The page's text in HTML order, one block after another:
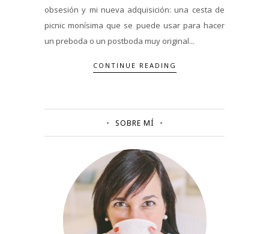
obsesión y mi nueva adquisición: una cesta de
picnic monísima que se puede usar para hacer
un preboda o un postboda muy original...
CONTINUE READING
SOBRE MÍ